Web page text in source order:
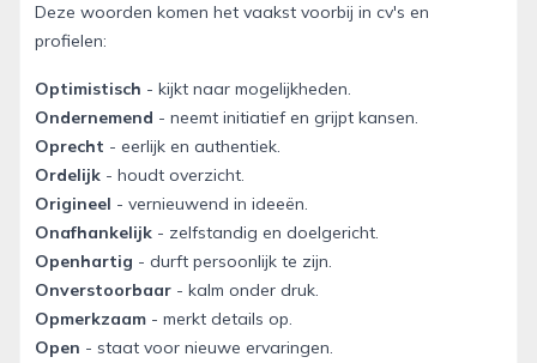
Deze woorden komen het vaakst voorbij in cv's en
profielen:
Optimistisch - kijkt naar mogelijkheden.
Ondernemend - neemt initiatief en grijpt kansen.
Oprecht - eerlijk en authentiek.
Ordelijk - houdt overzicht.
Origineel - vernieuwend in ideeën.
Onafhankelijk - zelfstandig en doelgericht.
Openhartig - durft persoonlijk te zijn.
Onverstoorbaar - kalm onder druk.
Opmerkzaam - merkt details op.
Open - staat voor nieuwe ervaringen.